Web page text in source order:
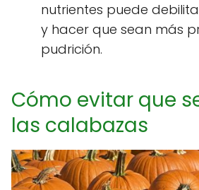
nutrientes puede
y hacer que sean más
pudrición.
Cómo evitar que
las calabazas